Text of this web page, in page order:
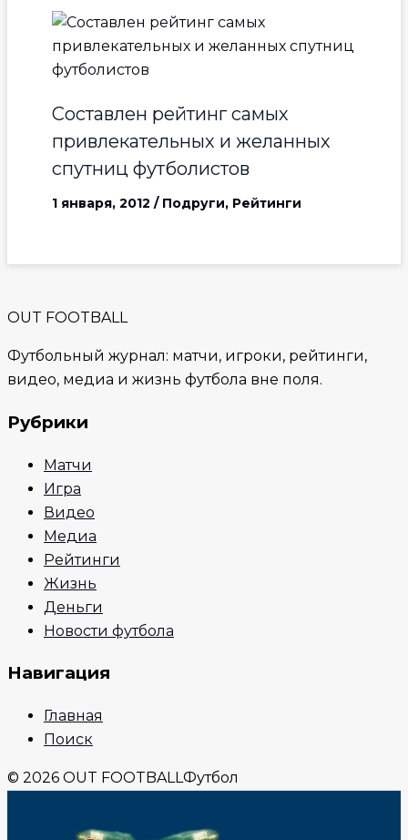
Составлен рейтинг самых
привлекательных и желанных
спутниц футболистов
1 января, 2012 / Подруги, Рейтинги
OUT FOOTBALL
Футбольный журнал: матчи, игроки, рейтинги,
видео, медиа и жизнь футбола вне поля.
Рубрики
Матчи
Игра
Видео
Медиа
Рейтинги
Жизнь
Деньги
Новости футбола
Навигация
Главная
Поиск
© 2026 OUT FOOTBALLФутбол